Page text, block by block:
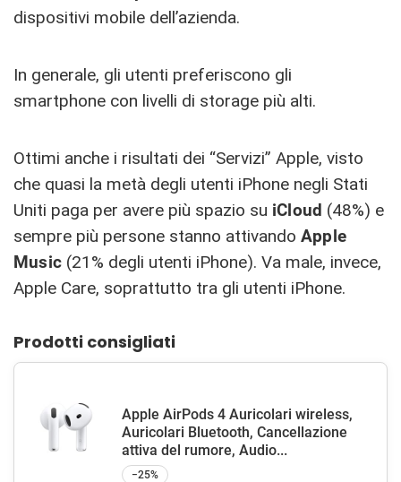
dispositivi mobile dell’azienda.
In generale, gli utenti preferiscono gli
smartphone con livelli di storage più alti.
Ottimi anche i risultati dei “Servizi” Apple, visto
che quasi la metà degli utenti iPhone negli Stati
Uniti paga per avere più spazio su iCloud (48%) e
sempre più persone stanno attivando Apple
Music (21% degli utenti iPhone). Va male, invece,
Apple Care, soprattutto tra gli utenti iPhone.
Prodotti consigliati
Apple AirPods 4 Auricolari wireless,
Auricolari Bluetooth, Cancellazione
attiva del rumore, Audio...
−25%